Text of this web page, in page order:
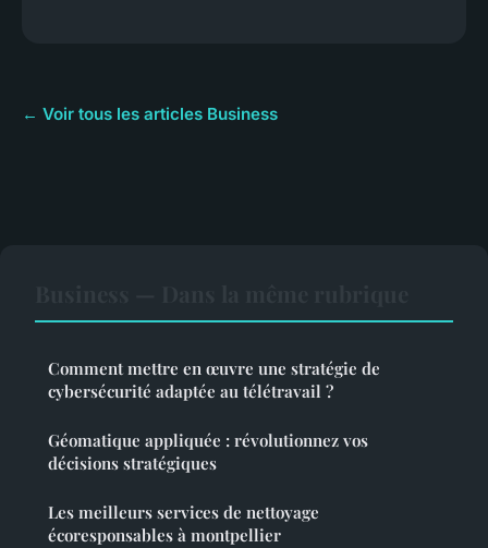
← Voir tous les articles Business
Comment mettre en œuvre une stratégie de
cybersécurité adaptée au télétravail ?
Géomatique appliquée : révolutionnez vos
décisions stratégiques
Les meilleurs services de nettoyage
écoresponsables à montpellier